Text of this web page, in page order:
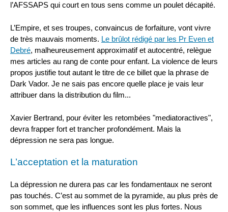
l’AFSSAPS qui court en tous sens comme un poulet décapité.
L’Empire, et ses troupes, convaincus de forfaiture, vont vivre
de très mauvais moments. Le brûlot rédigé par les Pr Even et
Debré, malheureusement approximatif et autocentré, relègue
mes articles au rang de conte pour enfant. La violence de leurs
propos justifie tout autant le titre de ce billet que la phrase de
Dark Vador. Je ne sais pas encore quelle place je vais leur
attribuer dans la distribution du film...
Xavier Bertrand, pour éviter les retombées "mediatoractives",
devra frapper fort et trancher profondément. Mais la
dépression ne sera pas longue.
L’acceptation et la maturation
La dépression ne durera pas car les fondamentaux ne seront
pas touchés. C’est au sommet de la pyramide, au plus près de
son sommet, que les influences sont les plus fortes. Nous